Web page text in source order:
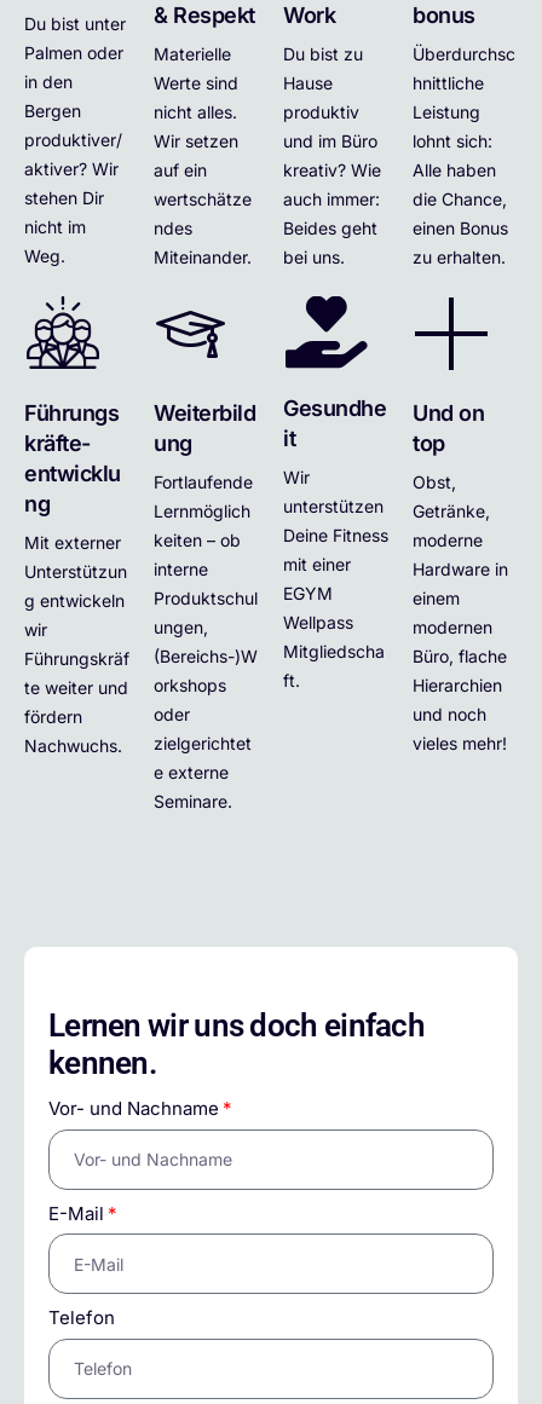
Du bist unter
Palmen oder
in den
Bergen
produktiver/
aktiver? Wir
stehen Dir
nicht im
Weg.
& Respekt
Materielle
Werte sind
nicht alles.
Wir setzen
auf ein
wertschätze
ndes
Miteinander.
Work
Du bist zu
Hause
produktiv
und im Büro
kreativ? Wie
auch immer:
Beides geht
bei uns.
bonus
Überdurchsc
hnittliche
Leistung
lohnt sich:
Alle haben
die Chance,
einen Bonus
zu erhalten.
Führungs
kräfte-
entwicklu
ng
Mit externer
Unterstützun
g entwickeln
wir
Führungskräf
te weiter und
fördern
Nachwuchs.
Weiterbild
ung
Fortlaufende
Lernmöglich
keiten – ob
interne
Produktschul
ungen,
(Bereichs-)W
orkshops
oder
zielgerichtet
e externe
Seminare.
Gesundhe
it
Wir
unterstützen
Deine Fitness
mit einer
EGYM
Wellpass
Mitgliedscha
ft.
Und on
top
Obst,
Getränke,
moderne
Hardware in
einem
modernen
Büro, flache
Hierarchien
und noch
vieles mehr!
Lernen wir uns doch einfach
kennen.
Vor- und Nachname
E-Mail
Telefon